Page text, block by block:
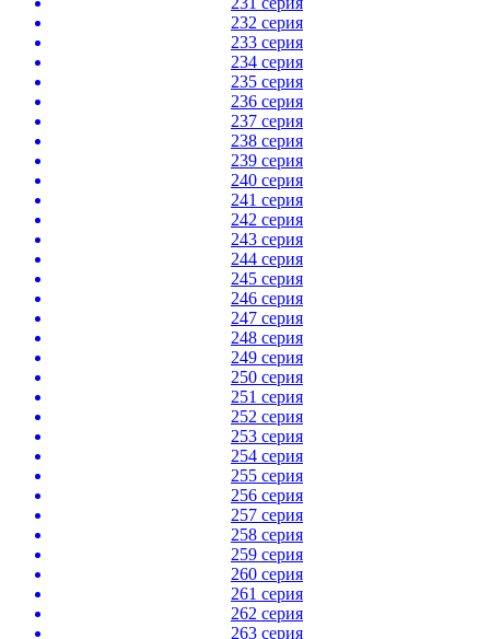
232 серия
233 серия
234 серия
235 серия
236 серия
237 серия
238 серия
239 серия
240 серия
241 серия
242 серия
243 серия
244 серия
245 серия
246 серия
247 серия
248 серия
249 серия
250 серия
251 серия
252 серия
253 серия
254 серия
255 серия
256 серия
257 серия
258 серия
259 серия
260 серия
261 серия
262 серия
263 серия